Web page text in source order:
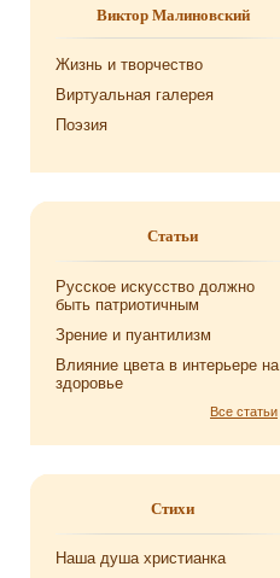
Виктор Малиновский
Жизнь и творчество
Виртуальная галерея
Поэзия
Статьи
Русское искусство должно
быть патриотичным
Зрение и пуантилизм
Влияние цвета в интерьере на
здоровье
Все статьи
Стихи
Наша душа хри­сти­ан­ка